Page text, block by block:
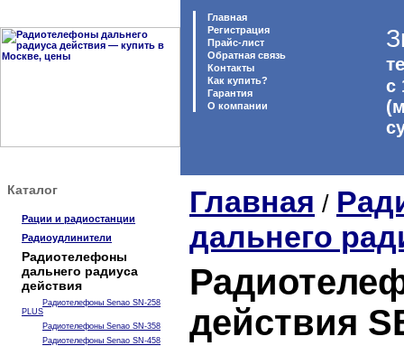
Главная
Регистрация
Прайс-лист
Обратная связь
Контакты
Как купить?
Гарантия
O компании
с
Каталог
Рации и радиостанции
Радиоудлинители
Радиотелефоны
дальнего радиуса
действия
Радиотелефоны Senao SN-258
PLUS
Радиотелефоны Senao SN-358
Радиотелефоны Senao SN-458
Главная /
дальнего
действия